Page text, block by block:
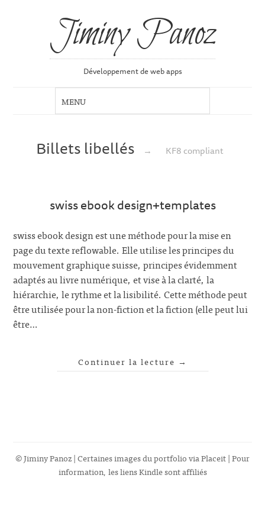
Jiminy Panoz
Développement de web apps
Billets libellés → KF8 compliant
swiss ebook design+templates
swiss ebook design est une méthode pour la mise en
page du texte reflowable. Elle utilise les principes du
mouvement graphique suisse, principes évidemment
adaptés au livre numérique, et vise à la clarté, la
hiérarchie, le rythme et la lisibilité. Cette méthode peut
être utilisée pour la non-fiction et la fiction (elle peut lui
être…
Continuer la lecture →
© Jiminy Panoz | Certaines images du portfolio viaPlaceit| Pour
information, les liens Kindle sont affiliés